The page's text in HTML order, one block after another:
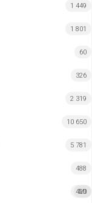
1 449
1 801
60
326
2 319
10 650
5 781
488
MI
420